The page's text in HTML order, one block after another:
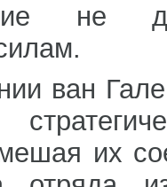
не
ван
их